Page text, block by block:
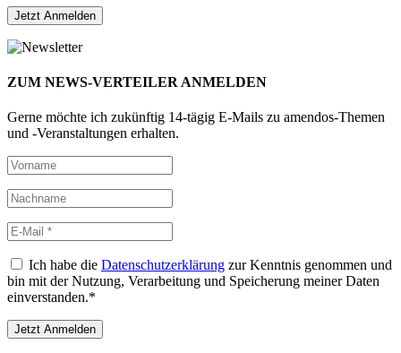
ZUM NEWS-VERTEILER ANMELDEN
Gerne möchte ich zukünftig 14-tägig E-Mails zu amendos-Themen
und -Veranstaltungen erhalten.
Ich habe die Datenschutzerklärung zur Kenntnis genommen und
bin mit der Nutzung, Verarbeitung und Speicherung meiner Daten
einverstanden.*